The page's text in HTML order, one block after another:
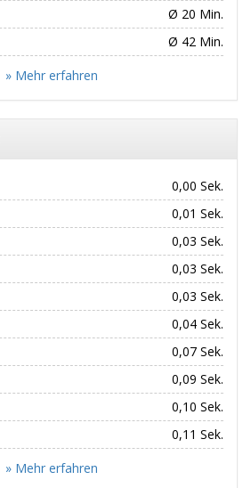
Ø 20 Min.
Ø 42 Min.
» Mehr erfahren
0,00 Sek.
0,01 Sek.
0,03 Sek.
0,03 Sek.
0,03 Sek.
0,04 Sek.
0,07 Sek.
0,09 Sek.
0,10 Sek.
0,11 Sek.
» Mehr erfahren